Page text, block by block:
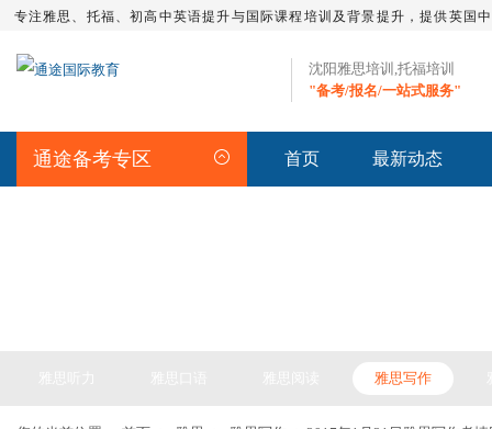
专注雅思、托福、初高中英语提升与国际课程培训及背景提升，提供英国
沈阳雅思培训,托福培训
"备考/报名/一站式服务"
通途备考专区 首页 最新动态
雅思写作